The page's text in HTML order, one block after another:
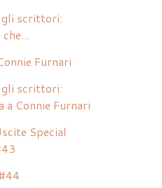
gli scrittori:
Furnari
gli scrittori:
a Connie Furnari
Special